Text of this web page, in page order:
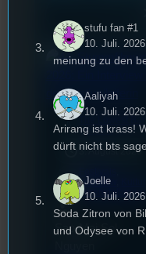
mic [S1/E22]
3. August 2026
Interview
Veranstaltungen
Sao-Mai Sol
stufu fan #1
10. Juli.
meinung zu den
Aaliyah
10. Juli.
Arirang ist krass!
dürft nicht bts
Joelle
10. Juli.
Soda Zitron von
und Odysee von